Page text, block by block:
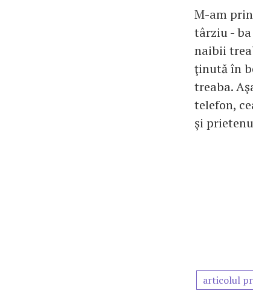
M-am
târziu - ba
naibii
ţinută în
treaba.
telefon,
şi
articolul